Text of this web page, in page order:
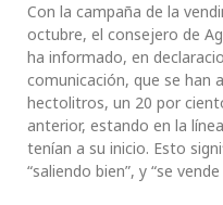
Con la campaña de la
octubre, el consejero de
ha informado, en
comunicación, que se han
hectolitros, un 20 por
anterior, estando en la
tenían a su inicio. Esto
“saliendo bien”, y “se